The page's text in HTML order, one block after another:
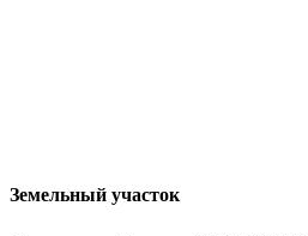
Земельный участок